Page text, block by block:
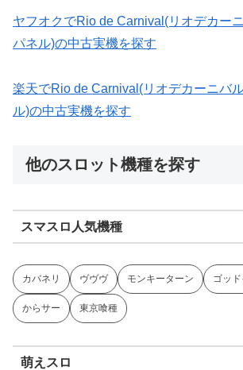
ヤフオクでRio de Carnival(リオデカー
パネル)の中古実機を探す
楽天でRio de Carnival(リオデカーニバ
ル)の中古実機を探す
他のスロット機種を探す
スマスロ人気機種
カバネリ ヴヴヴ モンキーターン ゴッ
からサー 東京喰種
萌えスロ